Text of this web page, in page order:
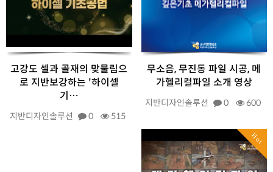
고강도 셀과 골재의 맞물림으
로 지반보강하는 '하이셀
기…
지반디자인솔루션 0 515
무소음, 무진동 파일 시공, 메
가헬리컬파일 소개 영상
지반디자인솔루션 0 600
Hot